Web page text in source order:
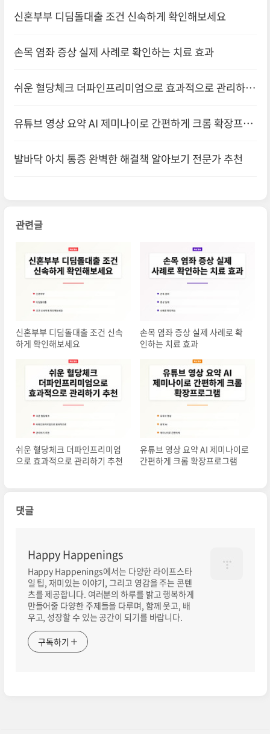
신혼부부 디딤돌대출 조건 신속하게 확인해보세요
손목 염좌 증상 실제 사례로 확인하는 치료 효과
쉬운 혈당체크 더파인프리미엄으로 효과적으로 관리하기
유튜브 영상 요약 AI 제미나이로 간편하게 크롬 확장프로
발바닥 아치 통증 완벽한 해결책 알아보기 전문가 추천
관련글
신혼부부 디딤돌대출 조건 신속
하게 확인해보세요
손목 염좌 증상 실제 사례로 확
인하는 치료 효과
쉬운 혈당체크 더파인프리미엄
으로 효과적으로 관리하기 추천
유튜브 영상 요약 AI 제미나이로
간편하게 크롬 확장프로그램
댓글
Happy Happenings
Happy Happenings에서는 다양한 라이프스타
일 팁, 재미있는 이야기, 그리고 영감을 주는 콘텐
츠를 제공합니다. 여러분의 하루를 밝고 행복하게
만들어줄 다양한 주제들을 다루며, 함께 웃고, 배
우고, 성장할 수 있는 공간이 되기를 바랍니다.
구독하기